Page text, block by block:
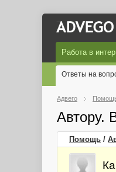
Работа в
Ответы на
Адвего
Автору.
Помощь /